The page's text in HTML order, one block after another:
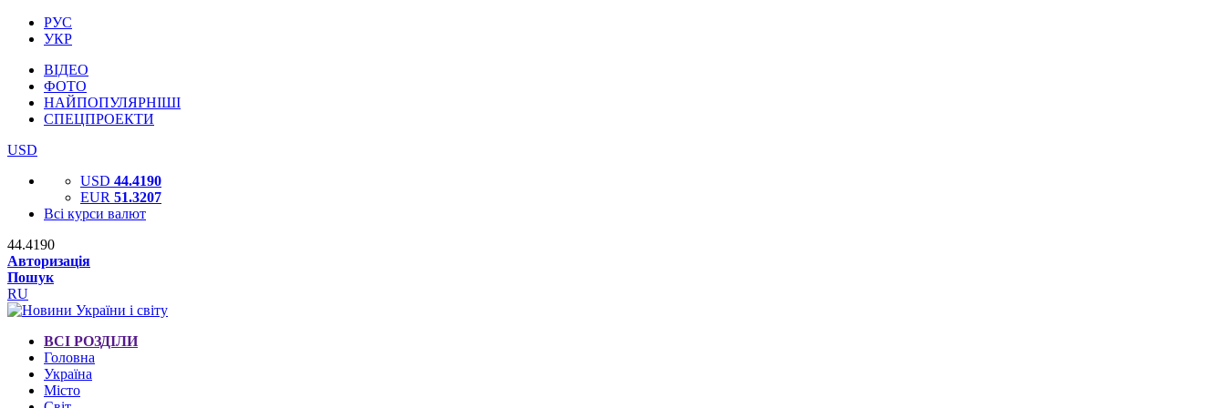
РУС
УКР
ВІДЕО
ФОТО
НАЙПОПУЛЯРНІШІ
СПЕЦПРОЕКТИ
USD
USD 44.4190
EUR 51.3207
Всі курси валют
44.4190
Авторизація
Пошук
RU
ВСІ РОЗДІЛИ
Головна
Україна
Місто